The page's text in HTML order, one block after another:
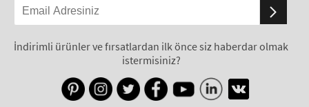
İndirimli ürünler ve fırsatlardan ilk önce siz haberdar olmak
istermisiniz?